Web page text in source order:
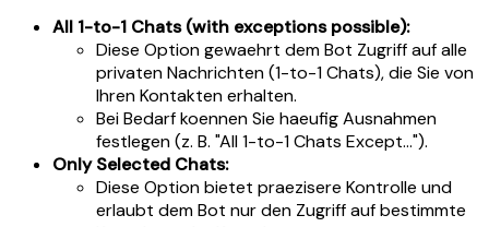
All 1-to-1 Chats (with exceptions possible):
Diese Option gewaehrt dem Bot Zugriff auf alle
privaten Nachrichten (1-to-1 Chats), die Sie von
Ihren Kontakten erhalten.
Bei Bedarf koennen Sie haeufig Ausnahmen
festlegen (z. B. "All 1-to-1 Chats Except...").
Only Selected Chats:
Diese Option bietet praezisere Kontrolle und
erlaubt dem Bot nur den Zugriff auf bestimmte